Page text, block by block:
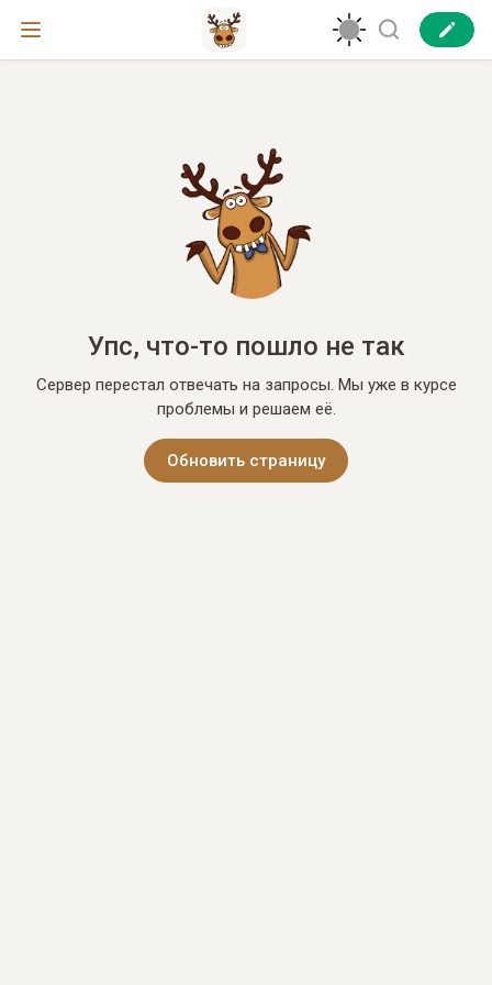
Упс, что-то пошло не так
Сервер перестал отвечать на запросы. Мы уже в курсе
проблемы и решаем её.
Обновить страницу